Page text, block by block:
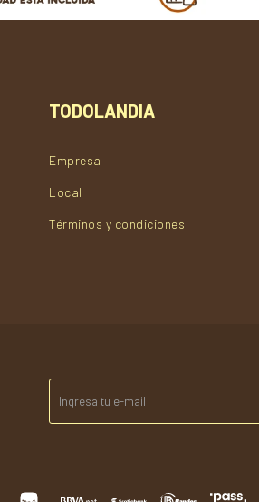
TODOLANDIA
Empresa
Local
Términos y condiciones